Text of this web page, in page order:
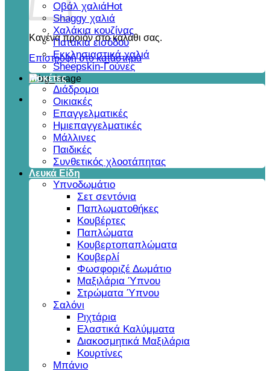
Κανένα προϊόν στο καλάθι σας.
Επιστροφή στο κατάστημα
Οβάλ χαλιά
Shaggy χαλιά
Χαλάκια κουζίνας
Πατάκια εισόδου
Εκκλησιαστικά χαλιά
Sheepskin-Γούνες
Μοκέτες
Διάδρομοι
Οικιακές
Επαγγελματικές
Ημιεπαγγελματικές
Μάλλινες
Παιδικές
Συνθετικός χλοοτάπητας
Λευκά Είδη
Υπνοδωμάτιο
Σετ σεντόνια
Παπλωματοθήκες
Κουβέρτες
Παπλώματα
Κουβερτοπαπλώματα
Κουβερλί
Φωσφοριζέ Δωμάτιο
Μαξιλάρια Ύπνου
Στρώματα Ύπνου
Σαλόνι
Ριχτάρια
Ελαστικά Καλύμματα
Διακοσμητικά Μαξιλάρια
Κουρτίνες
Μπάνιο